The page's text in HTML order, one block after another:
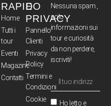
RAPIDO
Home
Tutti i
tour
Eventi
Magazine
Contatti
E
PRIVACY
Pannello
Clienti
Privacy
Policy
Termini e
Condizioni
Cookie
Nessuna spam ,
solo
informazioni sui
tour e curiosità
da non perdere,
iscriviti!
Ho letto e